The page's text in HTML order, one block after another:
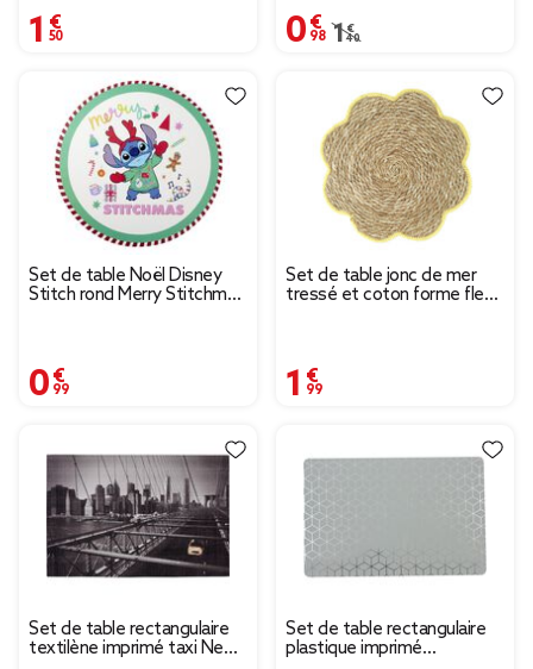
1,50 € 0,98 €
Prix remisé de 1,40 €
1,40 €
Set de table Noël Disney
Stitch rond Merry Stitchmas
0,99 €
Set de table jonc de mer
tressé et coton forme fleur
1,99 €
Set de table rectangulaire
textilène imprimé taxi New
Set de table rectangulaire
plastique imprimé